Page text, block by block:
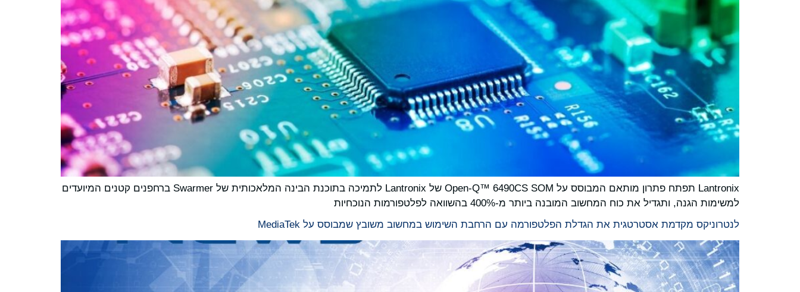
Lantronix תפתח פתרון מותאם המבוסס על Open-Q™ 6490CS SOM של Lantronix לתמיכה בתוכנת הבינה המלאכותית של Swarmer ברחפנים קטנים המיועדים
למשימות הגנה, ותגדיל את כוח המחשוב המובנה ביותר מ-400% בהשוואה לפלטפורמות הנוכחיות
לנטרוניקס מקדמת אסטרטגית את הגדלת הפלטפורמה עם הרחבת השימוש במחשוב משובץ שמבוסס על MediaTek